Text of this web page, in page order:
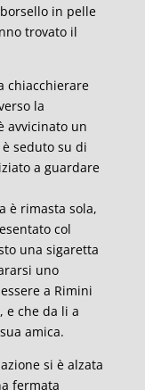
in pelle
trovato il
chiacchierare
la
avvicinato un
seduto su di
a guardare
è rimasta sola,
col
una sigaretta
uno
a Rimini
e che da li a
amica.
si è alzata
fermata